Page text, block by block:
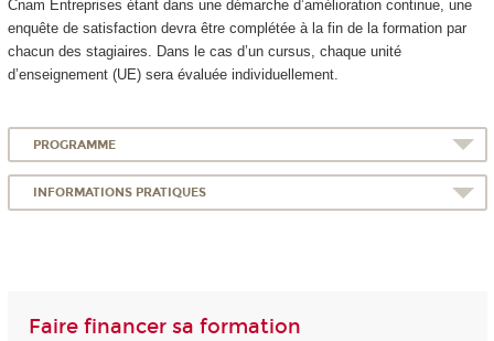
Cnam Entreprises étant dans une démarche d’amélioration continue, une
enquête de satisfaction devra être complétée à la fin de la formation par
chacun des stagiaires. Dans le cas d’un cursus, chaque unité
d’enseignement (UE) sera évaluée individuellement.
PROGRAMME
INFORMATIONS PRATIQUES
Faire financer sa formation